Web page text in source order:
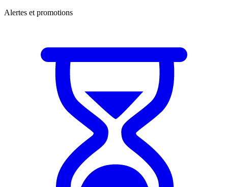
Alertes et promotions